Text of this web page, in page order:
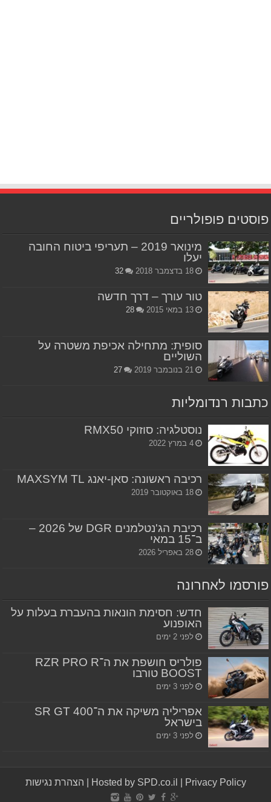
פוסטים פופולריים
מינואר 2019 – תעריפי ביטוח החובה
יעלו
18 בדצמבר 2018 32
טור עורך – דרך חדשה
13 במאי 2015 28
סופית: מתחילה אכיפת משטרה על
השוליים
21 בנובמבר 2019 27
כתבות רנדומליות
נוסטלגיה: סוזוקי RMX50
4 במרץ 2022
רכיבה ראשונה: סאן-יאנג MAXSYM TL
18 באוקטובר 2019
רכיבת הג'נטלמנים DGR של 2026 –
ב־15 במאי
28 באפריל 2026
פורסמו לאחרונה
חדש: חסימת הונאות בהעברת בעלות על
האופנוע
לפני 2 ימים
פולריס חושפת את ה־RZR PRO R
BOOST טורבו
לפני 3 ימים
אפריליה משיקה את ה־SR GT 400
בישראל
לפני 3 ימים
Hosted by SPD.co.il Privacy Policy הצהרת נגישות